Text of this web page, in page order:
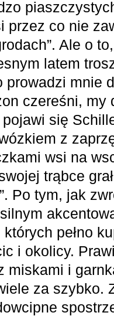
przez co nie
Ale o
latem
prowadzi mnie
czereśni,
się
z
wsi na
trąbce
Po tym, jak
których pełno
i okolicy.
miskami i
za szybko.